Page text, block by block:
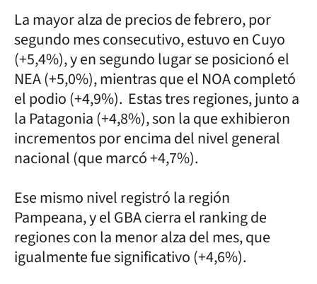
La mayor alza de precios de febrero, por
segundo mes consecutivo, estuvo en Cuyo
(+5,4%), y en segundo lugar se posicionó el
NEA (+5,0%), mientras que el NOA completó
el podio (+4,9%). Estas tres regiones, junto a
la Patagonia (+4,8%), son la que exhibieron
incrementos por encima del nivel general
nacional (que marcó +4,7%).
Ese mismo nivel registró la región
Pampeana, y el GBA cierra el ranking de
regiones con la menor alza del mes, que
igualmente fue significativo (+4,6%).